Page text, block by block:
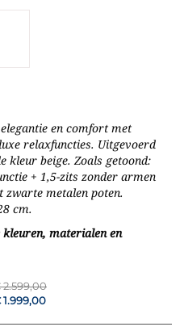
en comfort met
relaxfuncties. Uitgevoerd
kleur beige. Zoals getoond:
+ 1,5-zits zonder armen
zwarte metalen poten.
cm.
materialen en
2.599,00
1.999,00